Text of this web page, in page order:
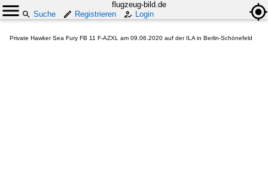
flugzeug-bild.de
Suche
Registrieren Login
Private Hawker Sea Fury FB 11 F-AZXL am 09.06.2020 auf der ILA in Berlin-Schönefeld